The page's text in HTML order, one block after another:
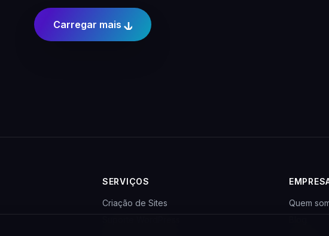
Carregar mais
SERVIÇOS
Criação de Sites
Quem